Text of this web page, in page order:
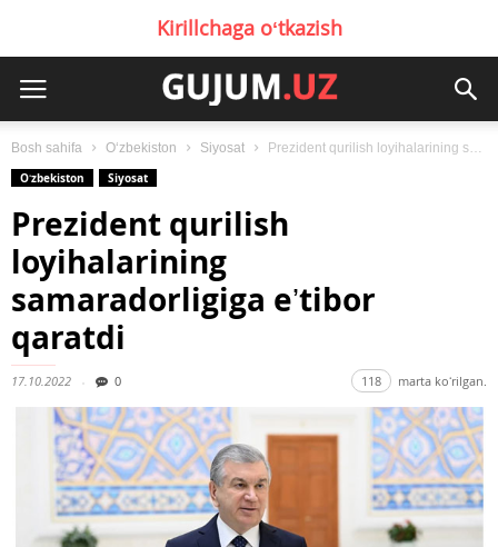
Kirillchaga oʻtkazish
Bosh sahifa Oʻzbekiston Siyosat
Prezident qurilish loyihalarining samaradorligiga eʼtibor qaratdi
Oʻzbekiston
Siyosat
Prezident qurilish
loyihalarining
samaradorligiga eʼtibor
qaratdi
17.10.2022 0 118 marta koʻrilgan.